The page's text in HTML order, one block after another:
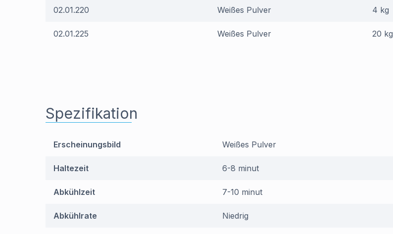
02.01.220 Weißes Pulver 4 kg
02.01.225 Weißes Pulver 20 kg
Spezifikation
Erscheinungsbild Weißes Pulver
Haltezeit 6-8 minut
Abkühlzeit 7-10 minut
Abkühlrate Niedrig